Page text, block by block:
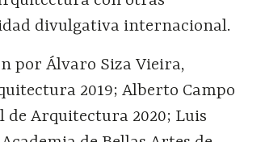
divulgativa internacional.
por Álvaro Siza Vieira,
2019; Alberto Campo
de Arquitectura 2020; Luis